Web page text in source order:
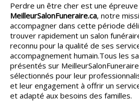
AUTRES VILLES
CONSEILS▼
PARTENAIRES▼
ESPACE SALON▼
Perdre un être cher est une épreuve
MeilleurSalonFuneraire.ca, notre
accompagner dans cette période
trouver rapidement un salon
reconnu pour la qualité de ses
accompagnement humain.Tous les
présentés sur
sélectionnés pour leur
et leur engagement à offrir un
et adapté aux besoins des familles.